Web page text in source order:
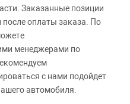
Заказанные позиции
оплаты заказа. По
менеджерами по
с нами подойдет
автомобиля.